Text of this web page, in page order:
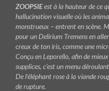
ZOOPSIEest à la hauteur de ce
hallucination visuelle où les
monstrueux – entrent en scène.
pour un Delirium Tremens en
creux de ton iris, comme une
Conçu en Leporello, afin de
supplices, c’est un menu
De l’éléphant rose à la viande
de rupture.